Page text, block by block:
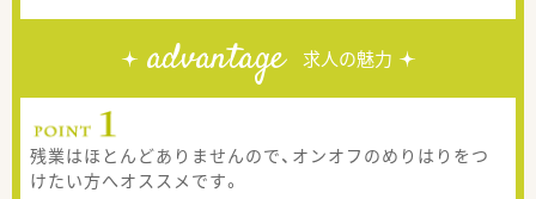
advantage 求人の魅力
残業はほとんどありませんので、オンオフのめりはりをつ
けたい方へオススメです。